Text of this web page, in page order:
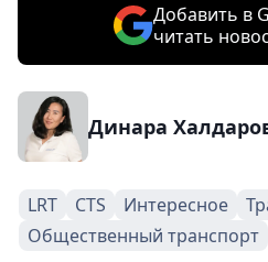
Добавить в
читать
Динара
LRT CTS Интересное
Общественный транспорт